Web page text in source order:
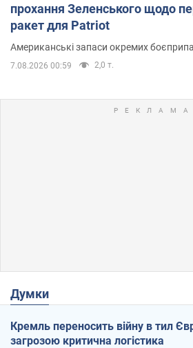
прохання Зеленського щодо
ракет для Patriot
Американські запаси окремих
7.08.2026 00:59 2,0 т.
Думки
Кремль переносить війну в тил
загрозою критична логістика